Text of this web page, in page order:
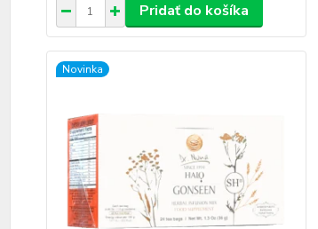
Pridať do košíka
Novinka